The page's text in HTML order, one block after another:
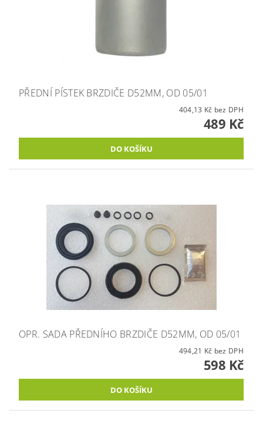
PŘEDNÍ PÍSTEK BRZDIČE D52MM, OD 05/01
404,13 Kč bez DPH
489 Kč
OPR. SADA PŘEDNÍHO BRZDIČE D52MM, OD 05/01
494,21 Kč bez DPH
598 Kč